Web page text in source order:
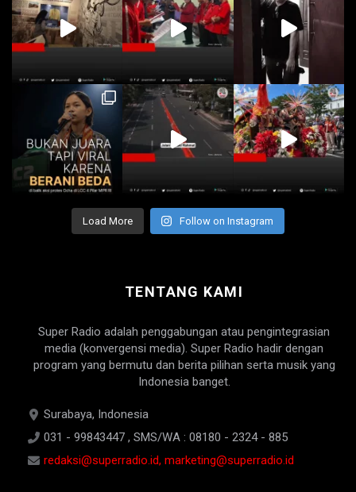
Load More Follow on Instagram
TENTANG KAMI
Super Radio adalah penggabungan atau pengintegrasian
media (konvergensi media). Super Radio hadir dengan
program yang bermutu dan berita pilihan serta musik yang
Indonesia banget.
Surabaya, Indonesia
031 - 99843447 , SMS/WA : 08180 - 2324 - 885
redaksi@superradio.id, marketing@superradio.id